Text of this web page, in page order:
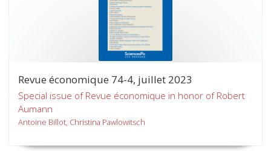
Revue économique 74-4, juillet 2023
Special issue of Revue économique in honor of Robert
Aumann
Antoine Billot, Christina Pawlowitsch